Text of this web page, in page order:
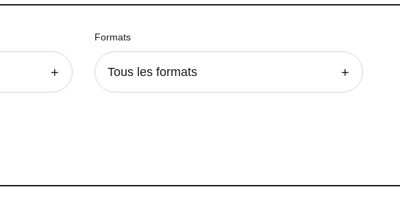
Formats
Tous les formats